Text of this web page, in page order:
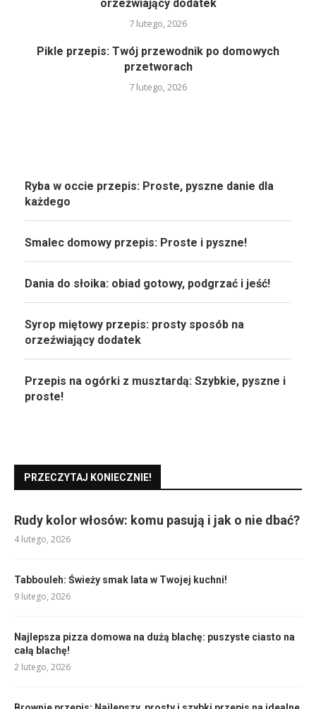
orzeźwiający dodatek
7 lutego, 2026
Pikle przepis: Twój przewodnik po domowych
przetworach
7 lutego, 2026
Ryba w occie przepis: Proste, pyszne danie dla
każdego
Smalec domowy przepis: Proste i pyszne!
Dania do słoika: obiad gotowy, podgrzać i jeść!
Syrop miętowy przepis: prosty sposób na
orzeźwiający dodatek
Przepis na ogórki z musztardą: Szybkie, pyszne i
proste!
PRZECZYTAJ KONIECZNIE!
Rudy kolor włosów: komu pasują i jak o nie dbać?
4 lutego, 2026
Tabbouleh: Świeży smak lata w Twojej kuchni!
9 lutego, 2026
Najlepsza pizza domowa na dużą blachę: puszyste ciasto na
całą blachę!
2 lutego, 2026